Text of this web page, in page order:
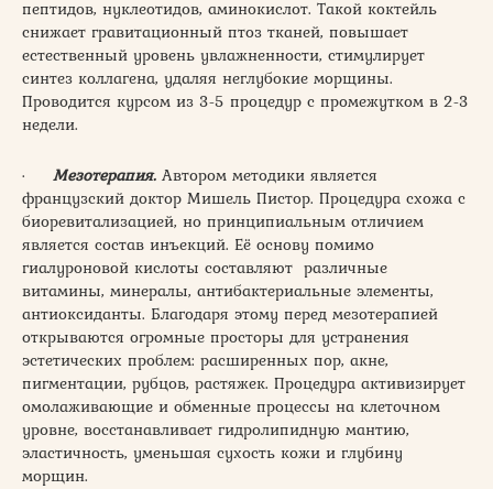
пептидов, нуклеотидов, аминокислот. Такой коктейль
снижает гравитационный птоз тканей, повышает
естественный уровень увлажненности, стимулирует
синтез коллагена, удаляя неглубокие морщины.
Проводится курсом из 3-5 процедур с промежутком в 2-3
недели.
· Мезотерапия. Автором методики является
французский доктор Мишель Пистор. Процедура схожа с
биоревитализацией, но принципиальным отличием
является состав инъекций. Её основу помимо
гиалуроновой кислоты составляют различные
витамины, минералы, антибактериальные элементы,
антиоксиданты. Благодаря этому перед мезотерапией
открываются огромные просторы для устранения
эстетических проблем: расширенных пор, акне,
пигментации, рубцов, растяжек. Процедура активизирует
омолаживающие и обменные процессы на клеточном
уровне, восстанавливает гидролипидную мантию,
эластичность, уменьшая сухость кожи и глубину
морщин.